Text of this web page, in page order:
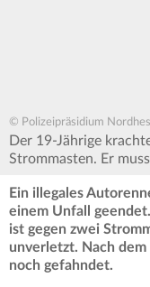
© Polizeipräsidium
Der 19-Jährige
Strommasten. Er
Ein illegales
einem Unfall
ist gegen zwei
unverletzt. Nach
noch gefahndet.